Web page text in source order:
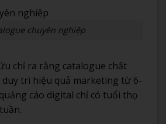
chuyên nghiệp
chỉ ra rằng catalogue chất
duy trì hiệu quả marketing từ 6-
cáo digital chỉ có tuổi thọ